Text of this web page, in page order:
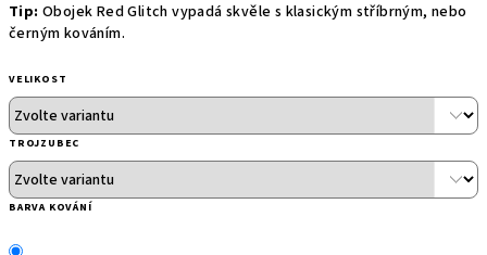
Tip: Obojek Red Glitch vypadá skvěle s klasickým stříbrným, nebo
černým kováním.
VELIKOST
TROJZUBEC
BARVA KOVÁNÍ